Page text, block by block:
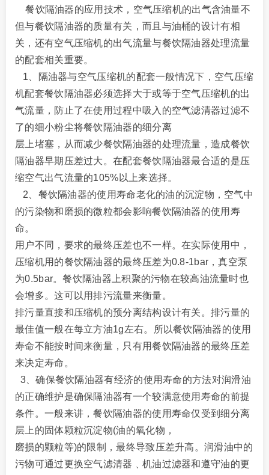
餐饮隔油器的应用技术，空气压缩机的出气含油量不
但与餐饮隔油器的质量有关，而且与油桶的设计有相
关，还有空气压缩机的出气流量与餐饮隔油器处理流量
的配套相关重要。
1、隔油器与空气压缩机的配套一般情况下，空气压缩
机配套餐饮隔油器必须选择大于或等于空气压缩机的出
气流量，防止了在使用过程中吸入的空气滤清器过滤不
了的细小粉尘将餐饮隔油器的细分离
层上堵塞，从而减少餐饮隔油器的处理流量， 造成餐饮
隔油器早期压差过大。在配套餐饮隔油器最合适的是压
缩空气出气流量的105%以上来选择。
2、餐饮隔油器的使用寿命老化的油的沉淀物，空气中
的污染物和磨损的微粒都会影响餐饮隔油器的使用寿
命。
用户不同，要求的最终压差也不一样。在实际使用中，
压缩机用的餐饮隔油器的最终压差为0.8-1bar，真空泵
为0.5bar。餐饮隔油器上积聚的污物在较高油流量时也
会增多。这可以用排污流量来衡量。
排污量直接和压缩机的预分离结构设计有关。排污量的
最佳值一般在每立方油1g左右。所以餐饮隔油器的使用
寿命不能按时间来衡量，只有用餐饮隔油器的最终压差
来决定寿命。
3、确保餐饮隔油器有经济的使用寿命的方法对润滑油
的正确维护是确保隔油器有一个较满意使用寿命的前提
条件。一般来讲，餐饮隔油器的使用寿命仅受到细分离
层上的固体颗粒沉淀物(油的氧化物，
磨损的颗粒等)的限制，最终导致压差升高。润滑油中的
污物可通过更换空气滤清器﹑机油过滤器和遵守油的更